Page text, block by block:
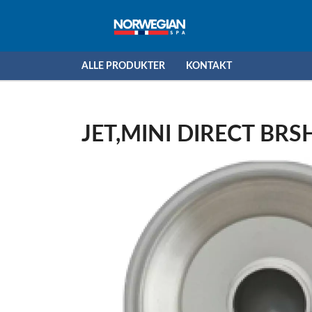
ALLE PRODUKTER KONTAKT
JET,MINI DIRECT